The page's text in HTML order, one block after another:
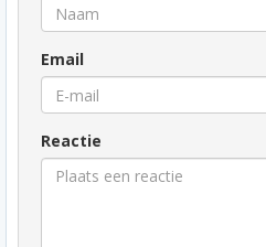
Email
Reactie